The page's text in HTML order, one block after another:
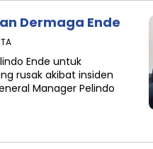
Dermaga Ende
Ende untuk
rusak akibat insiden
Manager Pelindo